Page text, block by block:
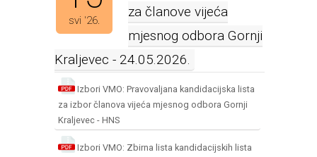
svi '26.
za članove vijeća
mjesnog odbora Gornji
Kraljevec - 24.05.2026.
Izbori VMO: Pravovaljana kandidacijska lista
za izbor članova vijeća mjesnog odbora Gornji
Kraljevec - HNS
Izbori VMO: Zbirna lista kandidacijskih lista